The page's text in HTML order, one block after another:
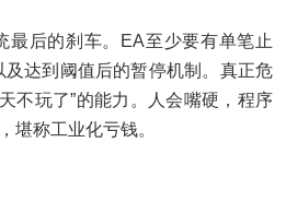
最后的刹车。EA至少要有单笔止
达到阈值后的暂停机制。真正危
不玩了”的能力。人会嘴硬，程序
堪称工业化亏钱。